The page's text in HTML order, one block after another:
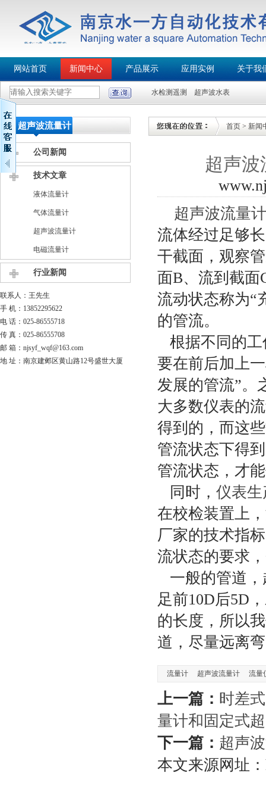
网站首页 新闻中心 产品展示 应用实例 关于我
水检测遥测 超声波水表
超声波流量计
公司新闻
技术文章
液体流量计
气体流量计
超声波流量计
电磁流量计
行业新闻
联系人：王先生
手 机：13852295622
电 话：025-86555718
传 真：025-86555708
邮 箱：njsyf_wqf@163.com
地 址：南京建邺区黄山路12号盛世大厦
首页 > 新闻
超声波
超声波流量计
流体经过足够
干截面，观察
面B、流到截
流动状态称为“
的管流。
根据不同的工
要在前后加上
发展的管流”。
大多数仪表的
得到的，而这
管流状态下得
管流状态，才
同时， 仪表
在校检装置上
厂家的技术指
流状态的要求
一般的管道，
足前10D后5D
的长度，所以
道，尽量远离
流量计 超声波流量计 流量
上一篇： 时差
量计和固定式
下一篇： 超声
本文来源网址：